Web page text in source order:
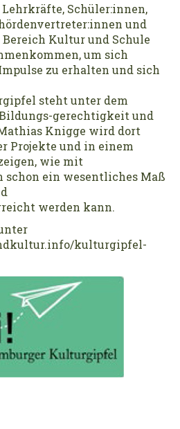
Schüler:innen,
und
Kultur und Schule
um sich
zu erhalten und sich
steht unter dem
gerechtigkeit und
Knigge wird dort
Projekte und in einem
wie mit
ein wesentliches Maß
werden kann.
kulturgipfel-